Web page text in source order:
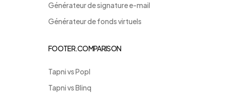
Générateur de signature e-mail
Générateur de fonds virtuels
FOOTER.COMPARISON
Tapni vs Popl
Tapni vs Blinq